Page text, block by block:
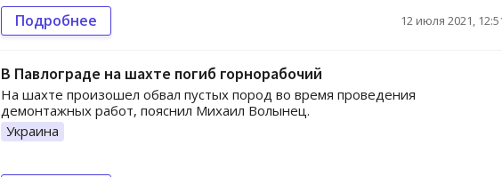
Подробнее 12 июля 2021,
В Павлограде на шахте погиб горнорабочий
На шахте произошел обвал пустых пород во время проведения
демонтажных работ, пояснил Михаил Волынец.
Украина